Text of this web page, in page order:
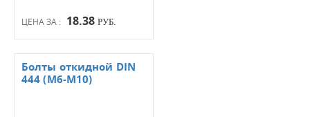
ЦЕНА ЗА : 18.38 РУБ.
Болты откидной DIN
444 (М6-М10)